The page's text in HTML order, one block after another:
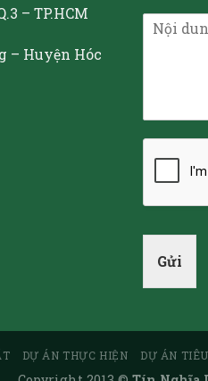
– TP.HCM
– Huyện Hóc
Gửi
DỰ ÁN THỰC HIỆN DỰ ÁN